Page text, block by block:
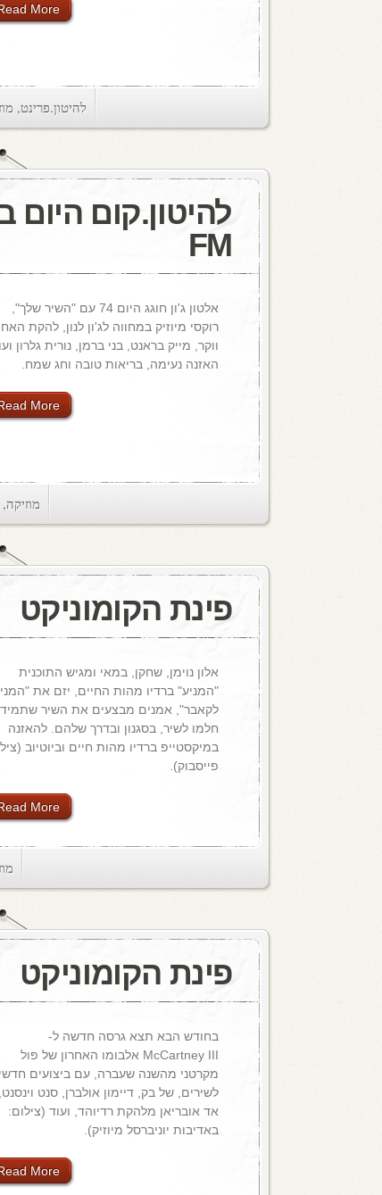
More
להיטון.פרינט,
FM
אלטון ג'ון חוגג היום 74 עם "השיר שלך",
רוקסי מיוזיק במחווה לג'ון לנון, להקת
ווקר, מייק בראנט, בני ברמן, נורית גלרון
האזנה נעימה, בריאות טובה וחג שמח.
More
מוזיקה,
פינת הקומוניקט
אלון נוימן, שחקן, במאי ומגיש התוכנית
"המניע" ברדיו מהות החיים, יזם את
לקאבר", אמנים מבצעים את השיר שתמיד
חלמו לשיר, בסגנון ובדרך שלהם. להאזנה
במיקסטייפ ברדיו מהות חיים וביוטיוב
פייסבוק).
More
פינת הקומוניקט
בחודש הבא תצא גרסה חדשה ל-
McCartney III אלבומו האחרון של פול
מקרטני מהשנה שעברה, עם ביצועים
לשירים, של בק, דיימון אולברן, סנט וינסנט,
אד אובריאן מלהקת רדיוהד, ועוד (צילום:
באדיבות יוניברסל מיוזיק).
More